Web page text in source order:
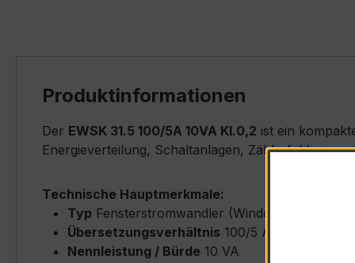
Produktinformationen
Der EWSK 31.5 100/5A 10VA Kl.0,2 ist ein
Energieverteilung, Schaltanlagen, Zählerfeldern
Technische Hauptmerkmale:
Typ Fensterstromwandler (Window-Type) –
Übersetzungsverhältnis 100/5 A
Nennleistung / Bürde 10 VA